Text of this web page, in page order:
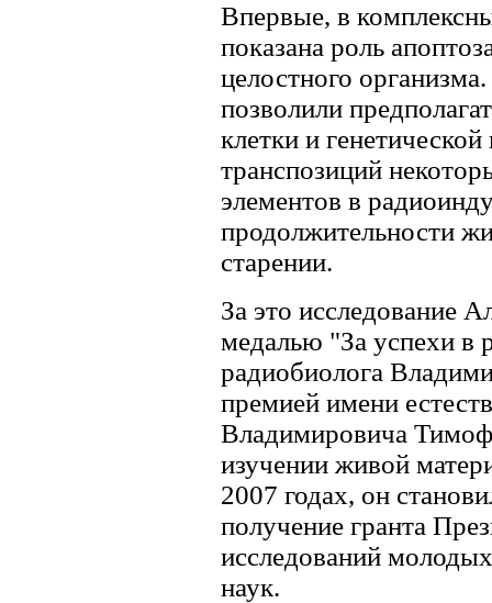
Впервые, в
показана роль
целостного
позволили
клетки и
транспозиций
элементов в
продолжительности
старении.
За это исследование
медалью "За успехи в
радиобиолога
премией имени
Владимировича
изучении живой
2007 годах, он
получение гранта
исследований
наук.